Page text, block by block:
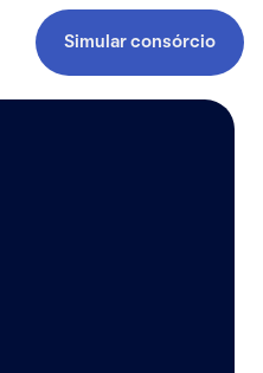
Simular consórcio